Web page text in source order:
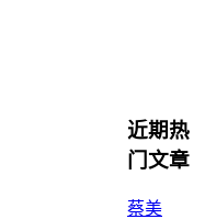
近期热
门文章
蔡美